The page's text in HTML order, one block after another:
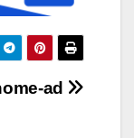
ad